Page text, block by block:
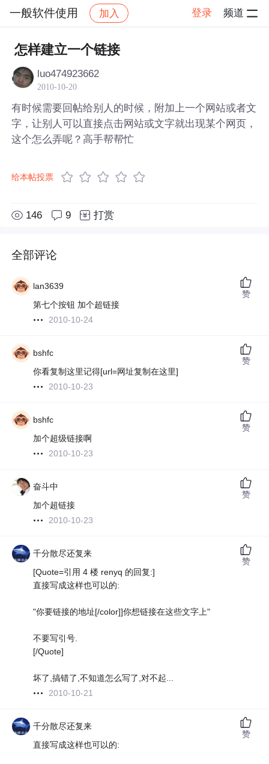
一般软件使用 加入 登录 频道
社区 一般软件使用
怎样建立一个链接
luo474923662
2010-10-20
有时候需要回帖给别人的时候，附加上一个网站或者文
字，让别人可以直接点击网站或文字就出现某个网页，
这个怎么弄呢？高手帮帮忙
给本帖投票
146 9 打赏
全部评论
lan3639
第七个按钮 加个超链接
2010-10-24
赞
bshfc
你看复制这里记得[url=网址复制在这里]
2010-10-23
赞
bshfc
加个超级链接啊
2010-10-23
赞
奋斗中
加个超链接
2010-10-23
赞
千分散尽还复来
[Quote=引用 4 楼 renyq 的回复:]
直接写成这样也可以的:
"你要链接的地址[/color]]你想链接在这些文字上"
不要写引号.
[/Quote]
坏了,搞错了,不知道怎么写了,对不起...
2010-10-21
赞
千分散尽还复来
直接写成这样也可以的:
赞